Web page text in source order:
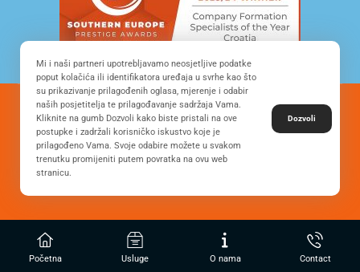
© Copyright 2022. All Rights Reserved - FRANCHISE
DEVELOPMENT CROATIA
Početna Usluge O nama Contact
Mi i naši partneri upotrebljavamo neosjetljive podatke
poput kolačića ili identifikatora uređaja u svrhe kao što
su prikazivanje prilagođenih oglasa, mjerenje i odabir
naših posjetitelja te prilagođavanje sadržaja Vama.
Kliknite na gumb Dozvoli kako biste pristali na ove
postupke i zadržali korisničko iskustvo koje je
prilagođeno Vama. Svoje odabire možete u svakom
trenutku promijeniti putem povratka na ovu web
stranicu.
Dozvoli